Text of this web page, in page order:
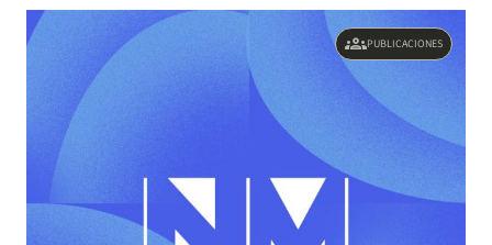
groupsPUBLICACIONES